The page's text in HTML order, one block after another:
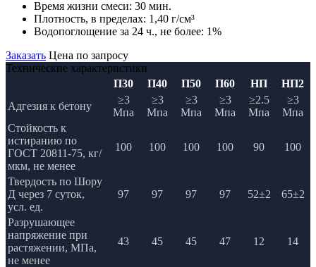
Время жизни смеси: 30 мин.
Плотность, в пределах: 1,40 г/см³
Водопоглощение за 24 ч., не более: 1%
Заказать Цена по запросу
Технические характеристики
П30
П40 П50 П60 НП
НП2
Адгезия к бетону
≥3
Мпа
≥3
Мпа
≥3
Мпа
≥3
Мпа
≥2.5
Мпа
≥3
Мпа
Стойкость к
истиранию по
ГОСТ 20811-75, кг/
мкм, не менее
100 100 100 100 90 100
Твердость по Шору
Д через 7 суток,
усл. ед.
97 97 97 97 52±2 65±2
Разрушающее
напряжение при
растяжении, МПа,
не менее
43 45 45 47 12 14